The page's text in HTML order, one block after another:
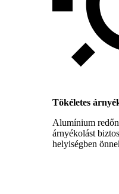
Tökéletes
Alumínium
árnyékolást
helyiségben